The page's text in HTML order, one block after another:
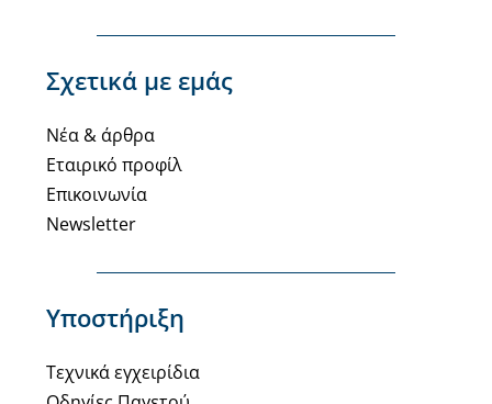
Σχετικά με εμάς
Νέα & άρθρα
Εταιρικό προφίλ
Επικοινωνία
Newsletter
Υποστήριξη
Τεχνικά εγχειρίδια